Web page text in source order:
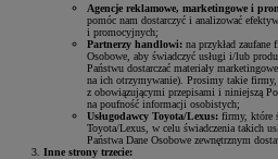
Agencje reklamowe, marketingowe i
pomóc nam dostarczyć i analizować
i promocyjnych;
Partnerzy handlowi: na przykład
Osobowe, aby świadczyć usługi i/lub
Państwu dostarczać materiały
na ich otrzymywanie). Prosimy takie firmy,
z obowiązującymi przepisami i niniejszą
na poufność informacji osobistych;
Usługodawcy Toyota/Lexus: firmy, które
Toyota/Lexus, w celu świadczenia takich
Państwa Dane Osobowe zewnętrznym
Inne strony trzecie: